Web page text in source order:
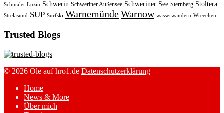
Schmaler Luzin Schwerin Schweriner Außensee Schweriner See Sternberg Stoltera
Strelasund SUP Surfski WarnemündeWarnow wasserwandern Wreechen
Trusted Blogs
© 2026 Ole auf hro1.de Datenschutzerklärung
Home
News & More
Über mich